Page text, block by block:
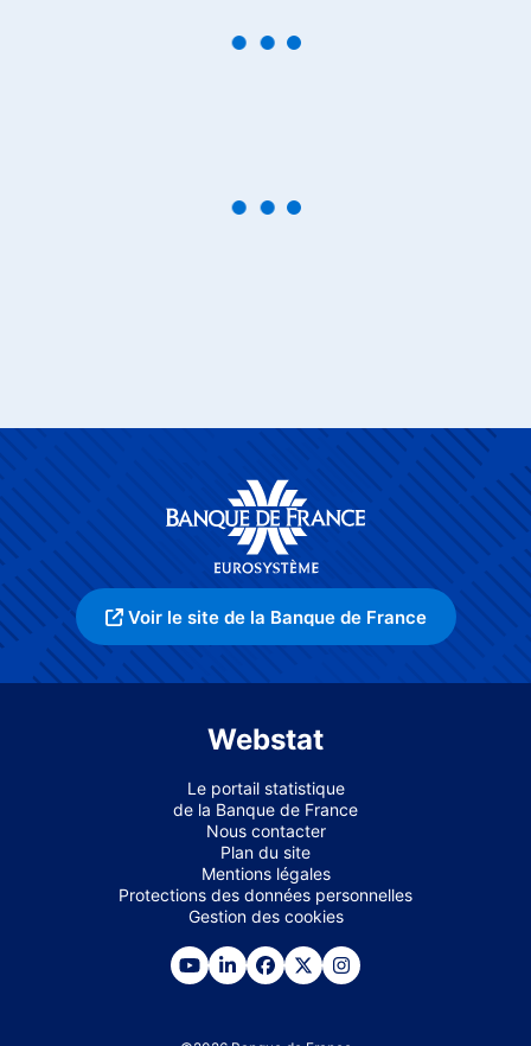
Voir le site de la Banque de France
Webstat
Le portail statistique
de la Banque de France
Nous contacter
Plan du site
Mentions légales
Protections des données personnelles
Gestion des cookies